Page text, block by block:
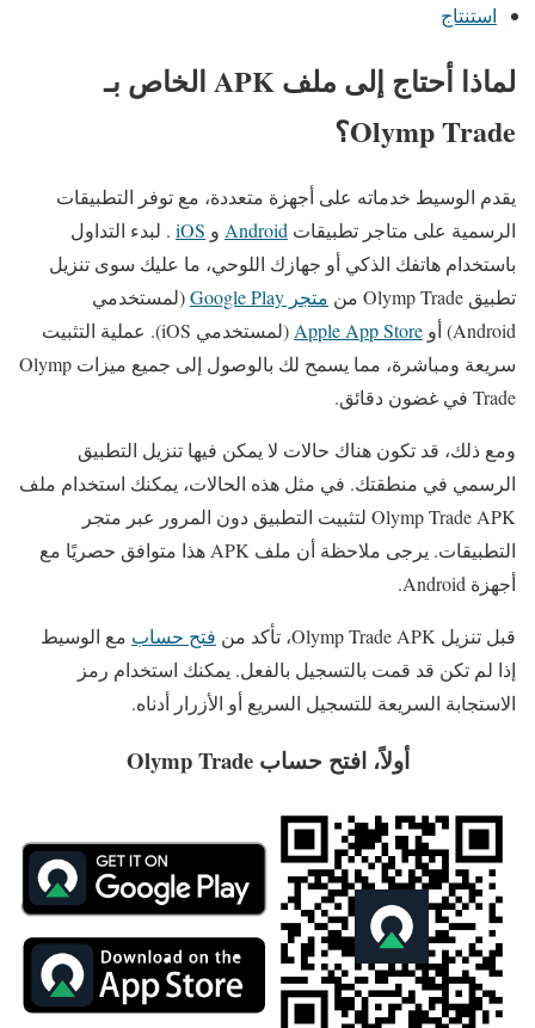
استنتاج
لماذا أحتاج إلى ملف APK الخاص بـ
Olymp Trade؟
يقدم الوسيط خدماته على أجهزة متعددة، مع توفر التطبيقات
الرسمية على متاجر تطبيقات Android و iOS . لبدء التداول
باستخدام هاتفك الذكي أو جهازك اللوحي، ما عليك سوى تنزيل
تطبيق Olymp Trade من
متجر Google Play
(لمستخدمي
Android) أو
Apple App Store
(لمستخدمي iOS). عملية التثبيت
سريعة ومباشرة، مما يسمح لك بالوصول إلى جميع ميزات Olymp
Trade في غضون دقائق.
ومع ذلك، قد تكون هناك حالات لا يمكن فيها تنزيل التطبيق
الرسمي في منطقتك. في مثل هذه الحالات، يمكنك استخدام ملف
Olymp Trade APK لتثبيت التطبيق دون المرور عبر متجر
التطبيقات. يرجى ملاحظة أن ملف APK هذا متوافق حصريًا مع
أجهزة Android.
قبل تنزيل Olymp Trade APK، تأكد من فتح حساب مع الوسيط
إذا لم تكن قد قمت بالتسجيل بالفعل. يمكنك استخدام رمز
الاستجابة السريعة للتسجيل السريع أو الأزرار أدناه.
أولاً، افتح حساب Olymp Trade